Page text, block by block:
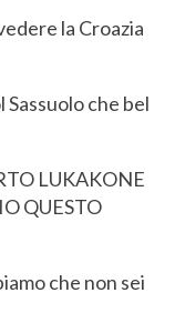
la Croazia
che bel
LUKAKONE
QUESTO
che non sei